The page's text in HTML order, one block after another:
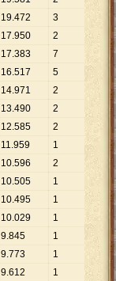
19.472 3
17.950 2
17.383 7 2
16.517 5
14.971 2 7.
13.490 2
12.585 2 6
11.959 1
10.596 2 5
10.505 1
10.495 1 10
10.029 1 10
9.845 1
9.773 1 9
9.612 1